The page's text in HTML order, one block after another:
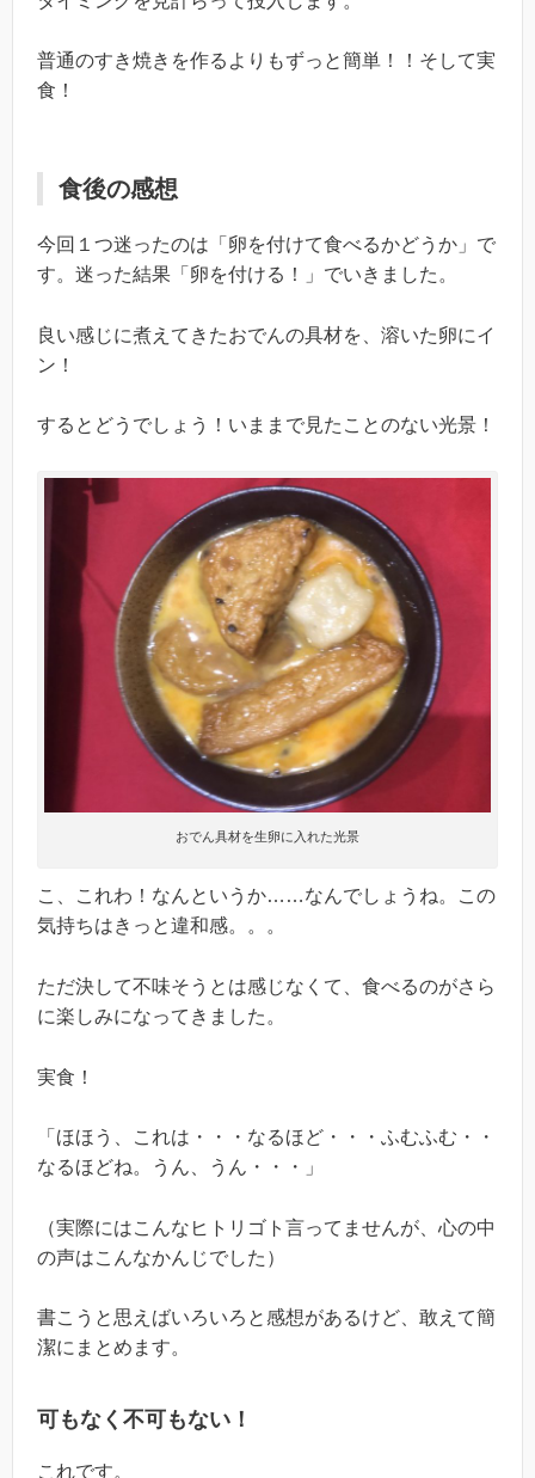
普通のすき焼きを作るよりもずっと簡単！！そして実
食！
食後の感想
今回１つ迷ったのは「卵を付けて食べるかどうか」で
す。迷った結果「卵を付ける！」でいきました。
良い感じに煮えてきたおでんの具材を、溶いた卵にイ
ン！
するとどうでしょう！いままで見たことのない光景！
おでん具材を生卵に入れた光景
こ、これわ！なんというか……なんでしょうね。この
気持ちはきっと違和感。。。
ただ決して不味そうとは感じなくて、食べるのがさら
に楽しみになってきました。
実食！
「ほほう、これは・・・なるほど・・・ふむふむ・・
なるほどね。うん、うん・・・」
（実際にはこんなヒトリゴト言ってませんが、心の中
の声はこんなかんじでした）
書こうと思えばいろいろと感想があるけど、敢えて簡
潔にまとめます。
可もなく不可もない！
これです。